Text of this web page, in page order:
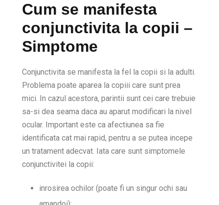
Cum se manifesta
conjunctivita la copii –
Simptome
Conjunctivita se manifesta la fel la copii si la adulti.
Problema poate aparea la copiii care sunt prea
mici. In cazul acestora, parintii sunt cei care trebuie
sa-si dea seama daca au aparut modificari la nivel
ocular. Important este ca afectiunea sa fie
identificata cat mai rapid, pentru a se putea incepe
un tratament adecvat. Iata care sunt simptomele
conjunctivitei la copii:
inrosirea ochilor (poate fi un singur ochi sau